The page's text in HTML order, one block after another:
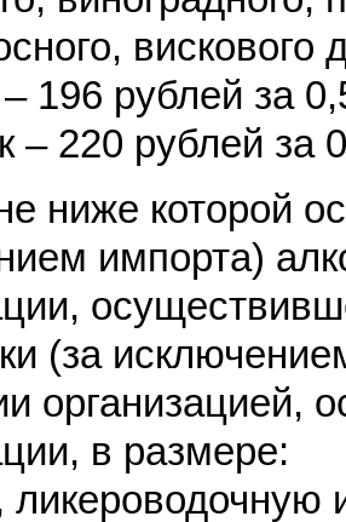
196 рублей за
– 220 рублей за
ниже которой
импорта)
(за
организацией,
в размере: